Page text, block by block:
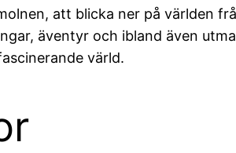
att blicka ner på världen
äventyr och ibland även
värld.